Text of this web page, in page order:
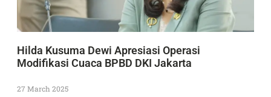
Hilda Kusuma Dewi Apresiasi Operasi
Modifikasi Cuaca BPBD DKI Jakarta
27 March 2025